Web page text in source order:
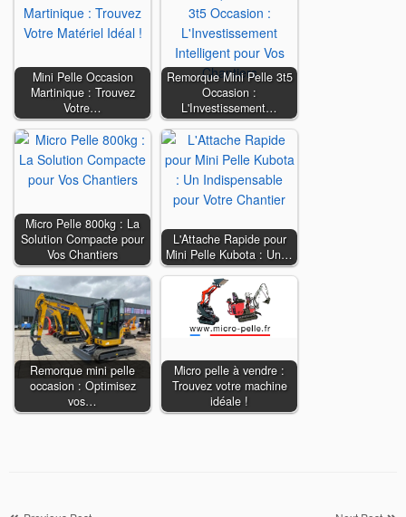
Mini Pelle Occasion
Martinique : Trouvez
Votre…
Remorque Mini Pelle 3t5
Occasion :
L'Investissement…
Micro Pelle 800kg : La
Solution Compacte pour
Vos Chantiers
L'Attache Rapide pour
Mini Pelle Kubota : Un…
Remorque mini pelle
occasion : Optimisez
vos…
Micro pelle à vendre :
Trouvez votre machine
idéale !